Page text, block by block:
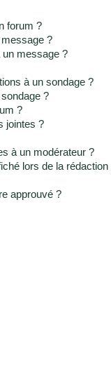
forum ?
?
un message ?
à un sondage ?
?
?
jointes ?
à un modérateur ?
lors de la rédaction
approuvé ?